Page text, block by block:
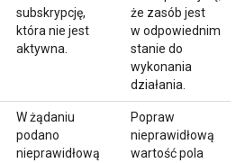
subskrypcję,
która nie jest
aktywna.
że zasób jest
w odpowiednim
stanie do
wykonania
działania.
W żądaniu
podano
nieprawidłową
Popraw
nieprawidłową
wartość pola